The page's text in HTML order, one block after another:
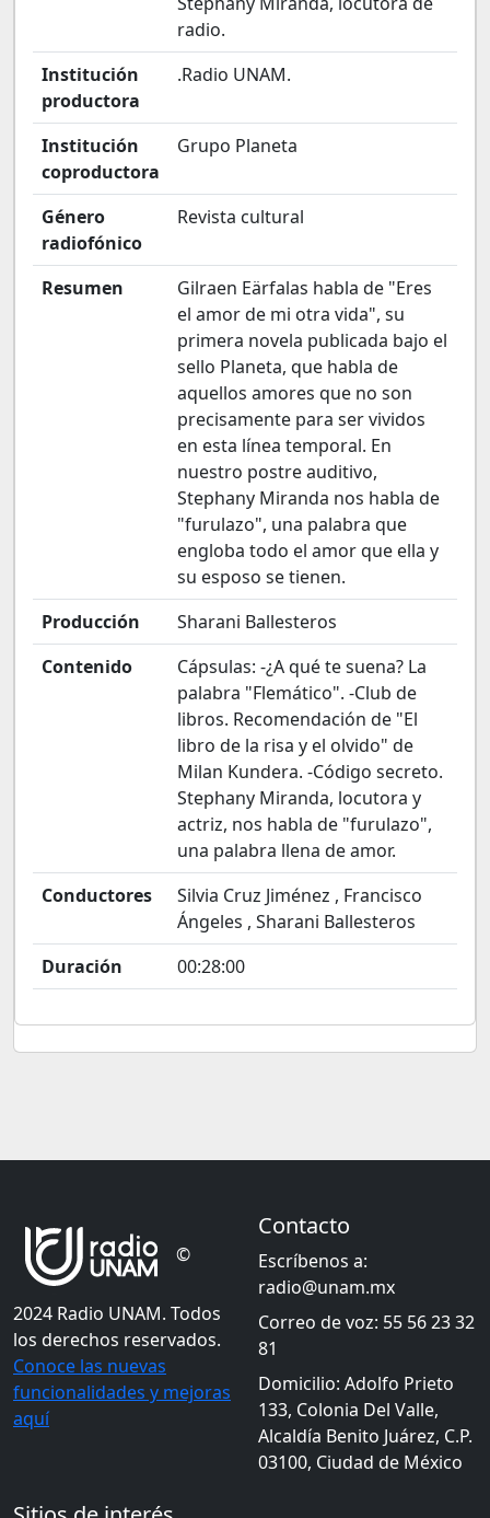
radio.
Institución
productora
.Radio UNAM.
Institución
coproductora
Grupo Planeta
Género
radiofónico
Revista cultural
Resumen
Gilraen Eärfalas habla de "Eres
el amor de mi otra vida", su
primera novela publicada bajo el
sello Planeta, que habla de
aquellos amores que no son
precisamente para ser vividos
en esta línea temporal. En
nuestro postre auditivo,
Stephany Miranda nos habla de
"furulazo", una palabra que
engloba todo el amor que ella y
su esposo se tienen.
Producción
Sharani Ballesteros
Contenido
Cápsulas: -¿A qué te suena? La
palabra "Flemático". -Club de
libros. Recomendación de "El
libro de la risa y el olvido" de
Milan Kundera. -Código secreto.
Stephany Miranda, locutora y
actriz, nos habla de "furulazo",
una palabra llena de amor.
Conductores
Silvia Cruz Jiménez , Francisco
Ángeles , Sharani Ballesteros
Duración
00:28:00
©
2024 Radio UNAM. Todos
los derechos reservados.
Conoce las nuevas
funcionalidades y mejoras
aquí
Contacto
Escríbenos a:
radio@unam.mx
Correo de voz: 55 56 23 32
81
Domicilio: Adolfo Prieto
133, Colonia Del Valle,
Alcaldía Benito Juárez, C.P.
03100, Ciudad de México